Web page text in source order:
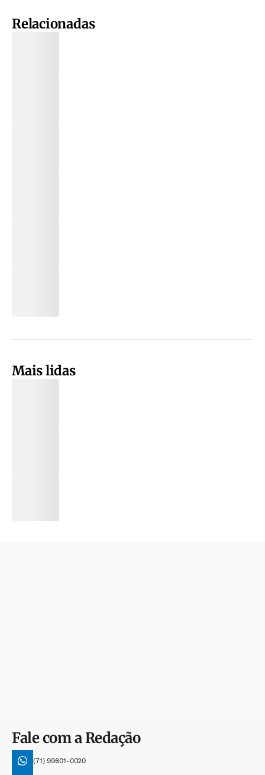
Relacionadas
Mais lidas
Fale com a Redação
(71) 99601-0020